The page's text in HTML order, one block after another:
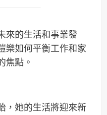
來的生活和事業發
樂如何平衡工作和家
焦點。
，她的生活將迎來新